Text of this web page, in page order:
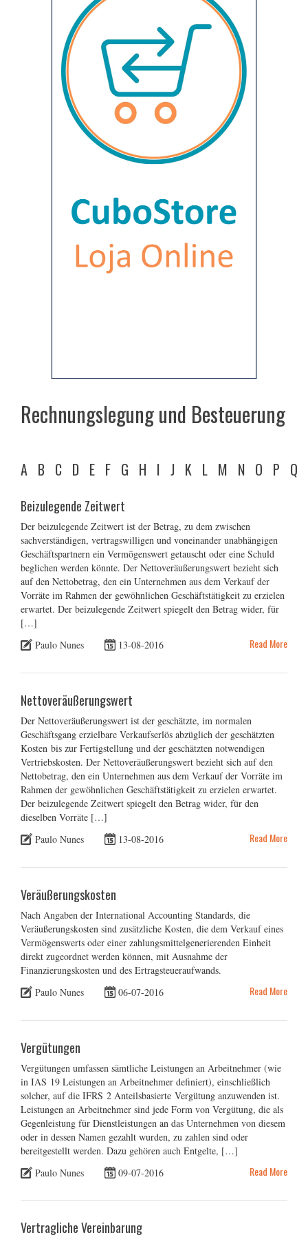
Rechnungslegung und Besteuerung
A B C D E F G H I J K L M N O P Q
Beizulegende Zeitwert
Der beizulegende Zeitwert ist der Betrag, zu dem zwischen
sachverständigen, vertragswilligen und voneinander unabhängigen
Geschäftspartnern ein Vermögenswert getauscht oder eine Schuld
beglichen werden könnte. Der Nettoveräußerungswert bezieht sich
auf den Nettobetrag, den ein Unternehmen aus dem Verkauf der
Vorräte im Rahmen der gewöhnlichen Geschäftstätigkeit zu erzielen
erwartet. Der beizulegende Zeitwert spiegelt den Betrag wider, für
[…]
Paulo Nunes
13-08-2016 Read More
Nettoveräußerungswert
Der Nettoveräußerungswert ist der geschätzte, im normalen
Geschäftsgang erzielbare Verkaufserlös abzüglich der geschätzten
Kosten bis zur Fertigstellung und der geschätzten notwendigen
Vertriebskosten. Der Nettoveräußerungswert bezieht sich auf den
Nettobetrag, den ein Unternehmen aus dem Verkauf der Vorräte im
Rahmen der gewöhnlichen Geschäftstätigkeit zu erzielen erwartet.
Der beizulegende Zeitwert spiegelt den Betrag wider, für den
dieselben Vorräte […]
Paulo Nunes
13-08-2016 Read More
Veräußerungskosten
Nach Angaben der International Accounting Standards, die
Veräußerungskosten sind zusätzliche Kosten, die dem Verkauf eines
Vermögenswerts oder einer zahlungsmittelgenerierenden Einheit
direkt zugeordnet werden können, mit Ausnahme der
Finanzierungskosten und des Ertragsteueraufwands.
Paulo Nunes
06-07-2016 Read More
Vergütungen
Vergütungen umfassen sämtliche Leistungen an Arbeitnehmer (wie
in IAS 19 Leistungen an Arbeitnehmer definiert), einschließlich
solcher, auf die IFRS 2 Anteilsbasierte Vergütung anzuwenden ist.
Leistungen an Arbeitnehmer sind jede Form von Vergütung, die als
Gegenleistung für Dienstleistungen an das Unternehmen von diesem
oder in dessen Namen gezahlt wurden, zu zahlen sind oder
bereitgestellt werden. Dazu gehören auch Entgelte, […]
Paulo Nunes
09-07-2016 Read More
Vertragliche Vereinbarung